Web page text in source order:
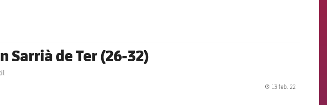
Sarrià de Ter (26-32)
13 feb. 22